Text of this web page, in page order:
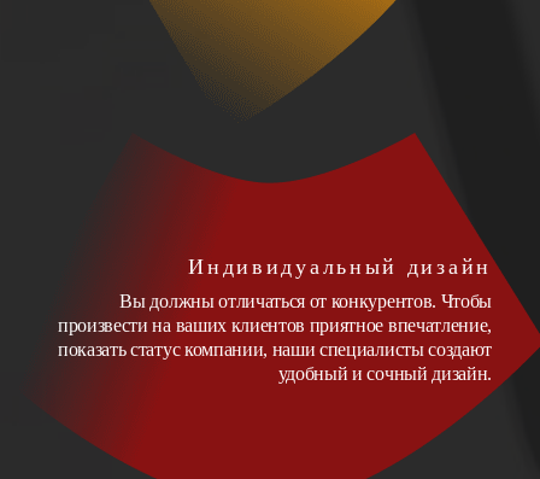
Индивидуальный дизайн
Вы должны отличаться от конкурентов. Чтобы
произвести на ваших клиентов приятное впечатление,
показать статус компании, наши специалисты создают
удобный и сочный дизайн.